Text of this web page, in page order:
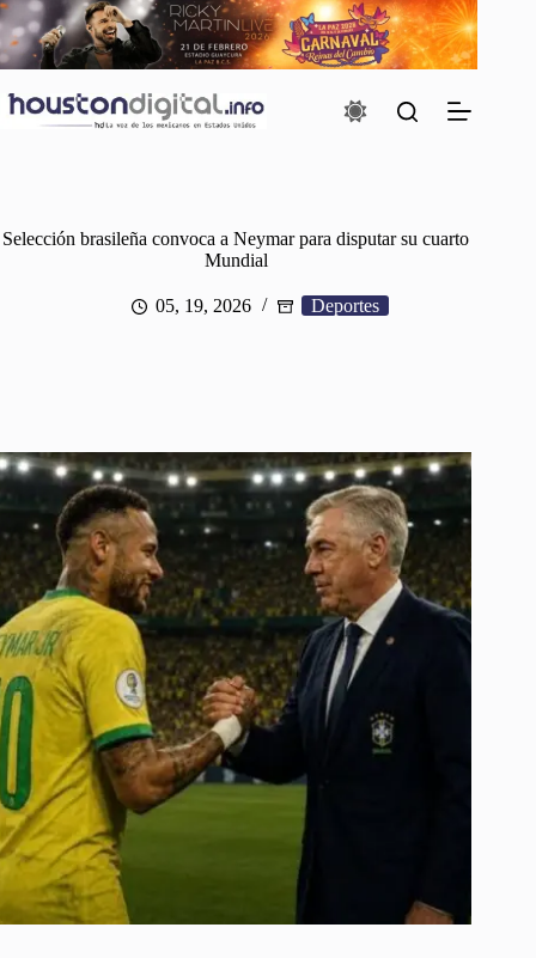
Saltar
al
contenido
Selección brasileña convoca a Neymar para disputar su cuarto
Mundial
05, 19, 2026 Deportes